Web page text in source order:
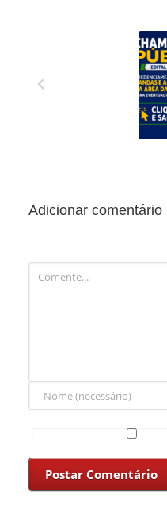
Adicionar comentário